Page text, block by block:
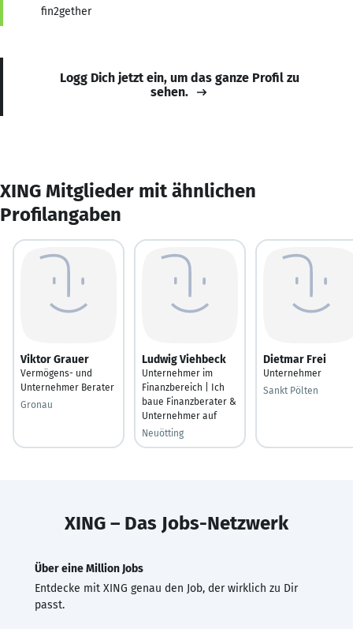
fin2gether
Logg Dich jetzt ein, um das ganze Profil zu
sehen.
XING Mitglieder mit ähnlichen
Profilangaben
Viktor Grauer
Vermögens- und
Unternehmer Berater
Gronau
Ludwig Viehbeck
Unternehmer im
Finanzbereich | Ich
baue Finanzberater &
Unternehmer auf
Neuötting
Dietmar Frei
Unternehmer
Sankt Pölten
XING – Das Jobs-Netzwerk
Über eine Million Jobs
Entdecke mit XING genau den Job, der wirklich zu Dir
passt.